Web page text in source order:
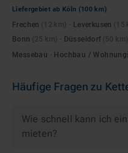
Liefergebiet ab Köln (100 km)
Frechen · Leverkusen
Bonn
· Düsseldorf
Messebau · Hochbau /
Häufige Fragen zu
Wie schnell kann ich
mieten?